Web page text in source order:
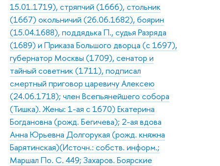
15.01.1719), стряпчий (1666), стольник
(1667) окольничий (26.06.1682), боярин
(15.04.1688), поддядька П., судья Разряда
(1689) и Приказа Большого дворца (с 1697),
губернатор Москвы (1709), сенатор и
тайный советник (1711), подписал
смертный приговор царевичу Алексею
(24.06.1718); член Всепьянейшего собора
(Тишка). Жены: 1-ая с 1670) Екатерина
Богдановна (рожд. Бегичева); 2-ая вдова
Анна Юрьевна Долгорукая (рожд. княжна
Барятинская)(Источн.: собств. информ.;
Маршал По. С. 449; Захаров. Боярские